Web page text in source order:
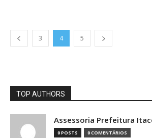
3 4 5
TOP AUTHORS
Assessoria Prefeitura
0 POSTS 0 COMENTÁRIOS